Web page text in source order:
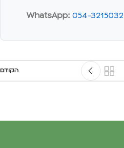
WhatsApp: 054-3215032
הקודם